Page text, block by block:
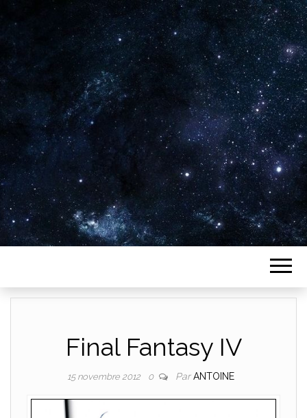
Plus de 2800 critiques de films
Final Fantasy IV
15 novembre 2012 0 ParANTOINE